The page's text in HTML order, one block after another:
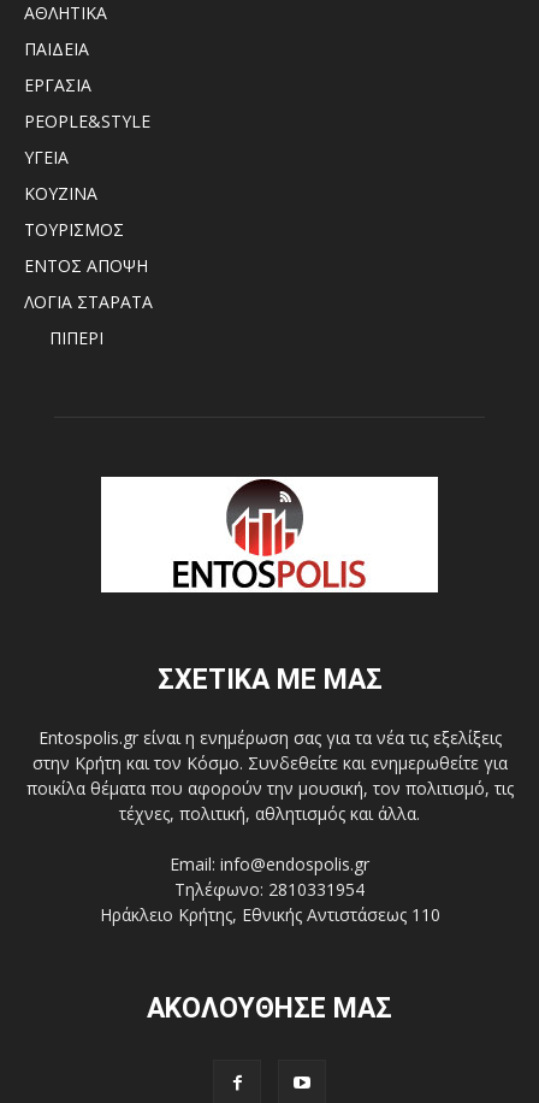
ΑΘΛΗΤΙΚΑ
ΠΑΙΔΕΙΑ
ΕΡΓΑΣΙΑ
PEOPLE&STYLE
ΥΓΕΙΑ
ΚΟΥΖΙΝΑ
ΤΟΥΡΙΣΜΟΣ
ΕΝΤΟΣ ΑΠΟΨΗ
ΛΟΓΙΑ ΣΤΑΡΑΤΑ
ΠΙΠΕΡΙ
ΣΧΕΤΙΚΑ ΜΕ ΜΑΣ
Entospolis.gr είναι η ενημέρωση σας για τα νέα τις εξελίξεις
στην Κρήτη και τον Κόσμο. Συνδεθείτε και ενημερωθείτε για
ποικίλα θέματα που αφορούν την μουσική, τον πολιτισμό, τις
τέχνες, πολιτική, αθλητισμός και άλλα.
Email: info@endospolis.gr
Τηλέφωνο: 2810331954
Ηράκλειο Κρήτης, Εθνικής Αντιστάσεως 110
ΑΚΟΛΟΥΘΗΣΕ ΜΑΣ